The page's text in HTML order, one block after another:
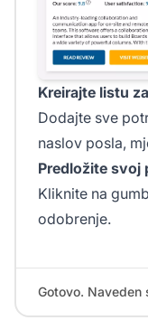
Kreirajte listu
Dodajte sve
naslov posla,
Predložite svoj
Kliknite na
odobrenje.
Gotovo. Naveden